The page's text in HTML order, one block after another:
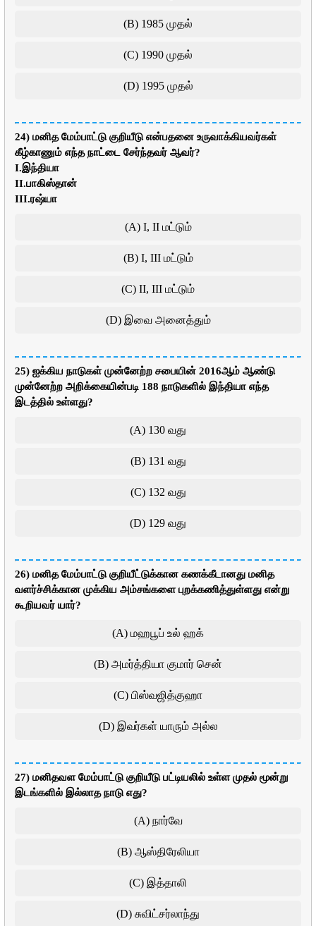
(B) 1985 முதல்
(C) 1990 முதல்
(D) 1995 முதல்
24) மனித மேம்பாட்டு குறியீடு என்பதனை உருவாக்கியவர்கள்
கீழ்காணும் எந்த நாட்டை சேர்ந்தவர் ஆவர்?
I.இந்தியா
II.பாகிஸ்தான்
III.ரஷ்யா
(A) I, II மட்டும்
(B) I, III மட்டும்
(C) II, III மட்டும்
(D) இவை அனைத்தும்
25) ஐக்கிய நாடுகள் முன்னேற்ற சபையின் 2016ஆம் ஆண்டு
முன்னேற்ற அறிக்கையின்படி 188 நாடுகளில் இந்தியா எந்த
இடத்தில் உள்ளது?
(A) 130 வது
(B) 131 வது
(C) 132 வது
(D) 129 வது
26) மனித மேம்பாட்டு குறியீட்டுக்கான கணக்கீடானது மனித
வளர்ச்சிக்கான முக்கிய அம்சங்களை புறக்கணித்துள்ளது என்று
கூறியவர் யார்?
(A) மஹபூப் உல் ஹக்
(B) அமர்த்தியா குமார் சென்
(C) பிஸ்வஜித்குஹா
(D) இவர்கள் யாரும் அல்ல
27) மனிதவள மேம்பாட்டு குறியீடு பட்டியலில் உள்ள முதல் மூன்று
இடங்களில் இல்லாத நாடு எது?
(A) நார்வே
(B) ஆஸ்திரேலியா
(C) இத்தாலி
(D) சுவிட்சர்லாந்து